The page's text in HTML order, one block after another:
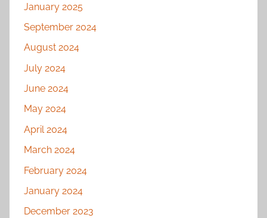
January 2025
September 2024
August 2024
July 2024
June 2024
May 2024
April 2024
March 2024
February 2024
January 2024
December 2023